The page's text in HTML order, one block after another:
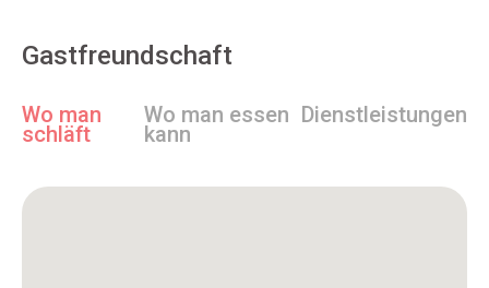
Gastfreundschaft
Wo man
schläft
Wo man essen
kann
Dienstleistungen